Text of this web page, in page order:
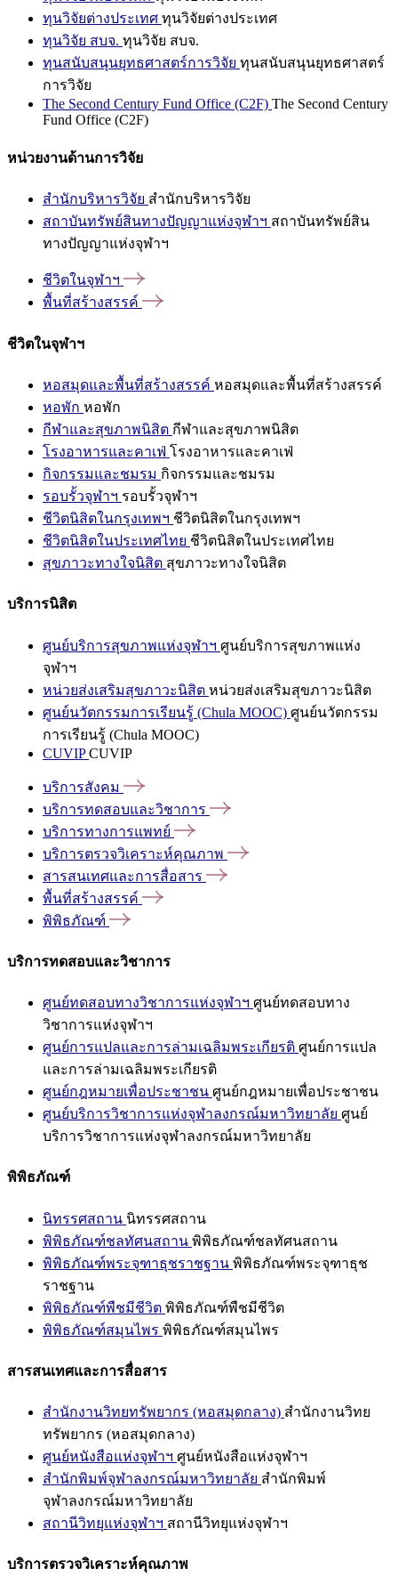
ทุนวิจัยต่างประเทศ ทุนวิจัยต่างประเทศ
ทุนวิจัย สบจ. ทุนวิจัย สบจ.
ทุนสนับสนุนยุทธศาสตร์การวิจัย ทุนสนับสนุนยุทธศาสตร์
การวิจัย
The Second Century Fund Office (C2F) The Second Century
Fund Office (C2F)
หน่วยงานด้านการวิจัย
สำนักบริหารวิจัย สำนักบริหารวิจัย
สถาบันทรัพย์สินทางปัญญาแห่งจุฬาฯ สถาบันทรัพย์สิน
ทางปัญญาแห่งจุฬาฯ
ชีวิตในจุฬาฯ
พื้นที่สร้างสรรค์
ชีวิตในจุฬาฯ
หอสมุดและพื้นที่สร้างสรรค์ หอสมุดและพื้นที่สร้างสรรค์
หอพัก หอพัก
กีฬาและสุขภาพนิสิต กีฬาและสุขภาพนิสิต
โรงอาหารและคาเฟ่ โรงอาหารและคาเฟ่
กิจกรรมและชมรม กิจกรรมและชมรม
รอบรั้วจุฬาฯ รอบรั้วจุฬาฯ
ชีวิตนิสิตในกรุงเทพฯ ชีวิตนิสิตในกรุงเทพฯ
ชีวิตนิสิตในประเทศไทย ชีวิตนิสิตในประเทศไทย
สุขภาวะทางใจนิสิต สุขภาวะทางใจนิสิต
บริการนิสิต
ศูนย์บริการสุขภาพแห่งจุฬาฯ ศูนย์บริการสุขภาพแห่ง
จุฬาฯ
หน่วยส่งเสริมสุขภาวะนิสิต หน่วยส่งเสริมสุขภาวะนิสิต
ศูนย์นวัตกรรมการเรียนรู้ (Chula MOOC) ศูนย์นวัตกรรม
การเรียนรู้ (Chula MOOC)
CUVIPCUVIP
บริการสังคม
บริการทดสอบและวิชาการ
บริการทางการแพทย์
บริการตรวจวิเคราะห์คุณภาพ
สารสนเทศและการสื่อสาร
พื้นที่สร้างสรรค์
พิพิธภัณฑ์
บริการทดสอบและวิชาการ
ศูนย์ทดสอบทางวิชาการแห่งจุฬาฯ ศูนย์ทดสอบทาง
วิชาการแห่งจุฬาฯ
ศูนย์การแปลและการล่ามเฉลิมพระเกียรติ ศูนย์การแปล
และการล่ามเฉลิมพระเกียรติ
ศูนย์กฎหมายเพื่อประชาชน ศูนย์กฎหมายเพื่อประชาชน
ศูนย์บริการวิชาการแห่งจุฬาลงกรณ์มหาวิทยาลัย ศูนย์
บริการวิชาการแห่งจุฬาลงกรณ์มหาวิทยาลัย
พิพิธภัณฑ์
นิทรรศสถาน นิทรรศสถาน
พิพิธภัณฑ์ชลทัศนสถาน พิพิธภัณฑ์ชลทัศนสถาน
พิพิธภัณฑ์พระจุฑาธุชราชฐาน พิพิธภัณฑ์พระจุฑาธุช
ราชฐาน
พิพิธภัณฑ์พืชมีชีวิต พิพิธภัณฑ์พืชมีชีวิต
พิพิธภัณฑ์สมุนไพร พิพิธภัณฑ์สมุนไพร
สารสนเทศและการสื่อสาร
สำนักงานวิทยทรัพยากร (หอสมุดกลาง) สำนักงานวิทย
ทรัพยากร (หอสมุดกลาง)
ศูนย์หนังสือแห่งจุฬาฯ ศูนย์หนังสือแห่งจุฬาฯ
สำนักพิมพ์จุฬาลงกรณ์มหาวิทยาลัย สำนักพิมพ์
จุฬาลงกรณ์มหาวิทยาลัย
สถานีวิทยุแห่งจุฬาฯ สถานีวิทยุแห่งจุฬาฯ
บริการตรวจวิเคราะห์คุณภาพ